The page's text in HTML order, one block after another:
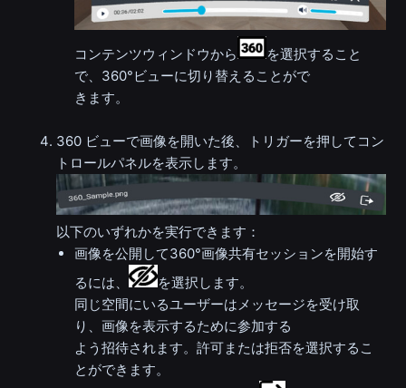
コンテンツウィンドウから
を選択すること
で、360°ビューに切り替えることがで
きます。
360 ビューで画像を開いた後、トリガーを押してコン
トロールパネルを表示します。
以下のいずれかを実行できます：
画像を公開して360°画像共有セッションを開始す
るには、
を選択します。
同じ空間にいるユーザーはメッセージを受け取
り、画像を表示するために参加する
よう招待されます。許可または拒否を選択するこ
とができます。